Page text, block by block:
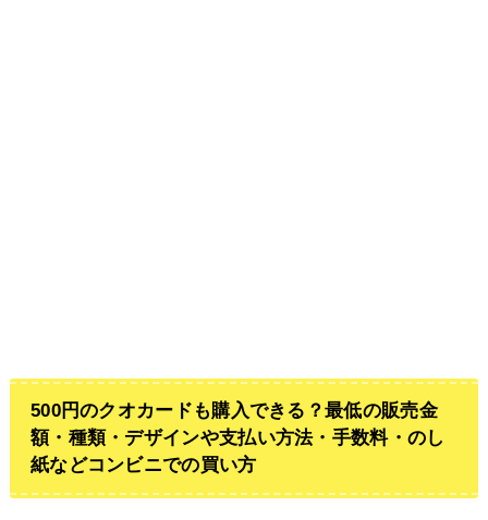
500円のクオカードも購入できる？最低の販売金
額・種類・デザインや支払い方法・手数料・のし
紙などコンビニでの買い方